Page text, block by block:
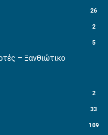
26
2
5
– Ξανθιώτικο
2
33
109